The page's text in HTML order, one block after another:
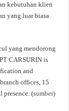
kebutuhan klien
yang luar biasa
yang mendorong
CARSURIN is
and
offices, 15
presence. (sumber)